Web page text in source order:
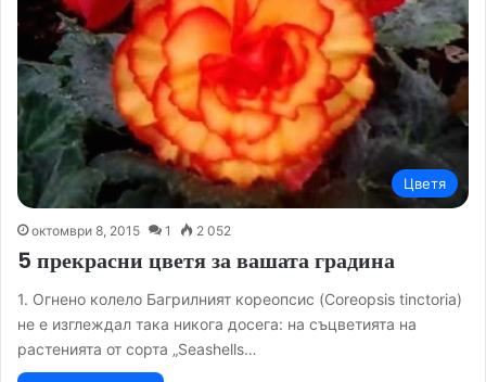
Цветя
октомври 8, 2015 1 2 052
5 прекрасни цветя за вашата градина
1. Огнено колело Багрилният кореопсис (Coreopsis tinctoria)
не е изглеждал така никога досега: на съцветията на
растенията от сорта „Seashells…